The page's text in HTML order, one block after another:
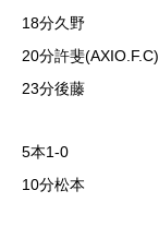
18分久野
20分許斐(AXIO.F.C)
23分後藤
5本1-0
10分松本